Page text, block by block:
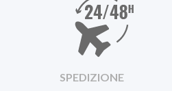
SPEDIZIONE